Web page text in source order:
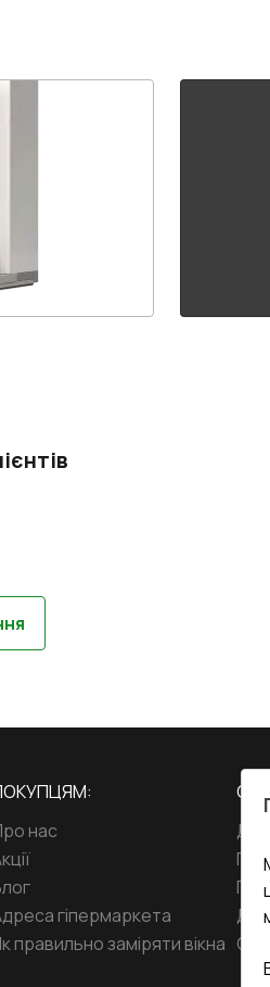
нас
гіпермаркета
правильно заміряти вікна